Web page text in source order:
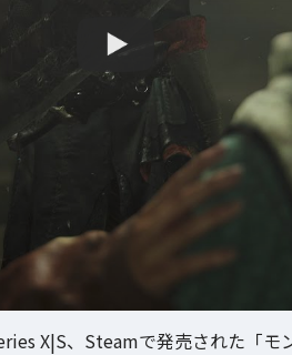
X|S、Steamで発売された「モ